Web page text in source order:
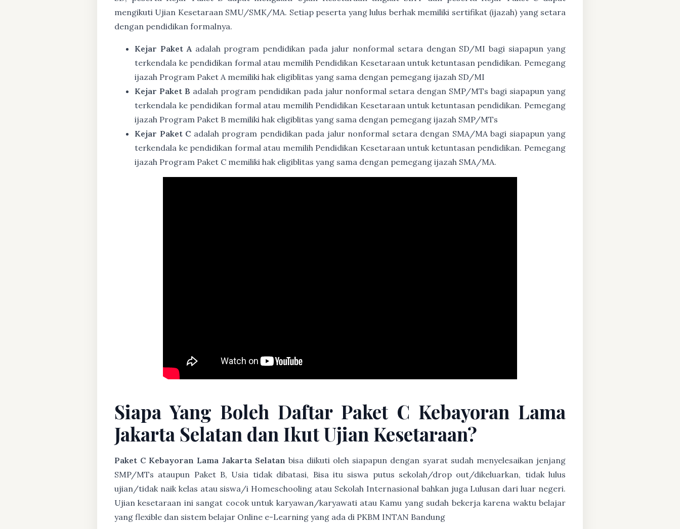
mengikuti Ujian Kesetaraan SMU/SMK/MA. Setiap peserta yang lulus berhak memiliki sertifikat (ijazah) yang setara
dengan pendidikan formalnya.
Kejar Paket A adalah program pendidikan pada jalur nonformal setara dengan SD/MI bagi siapapun yang
terkendala ke pendidikan formal atau memilih Pendidikan Kesetaraan untuk ketuntasan pendidikan. Pemegang
ijazah Program Paket A memiliki hak eligiblitas yang sama dengan pemegang ijazah SD/MI
Kejar Paket B adalah program pendidikan pada jalur nonformal setara dengan SMP/MTs bagi siapapun yang
terkendala ke pendidikan formal atau memilih Pendidikan Kesetaraan untuk ketuntasan pendidikan. Pemegang
ijazah Program Paket B memiliki hak eligiblitas yang sama dengan pemegang ijazah SMP/MTs
Kejar Paket C adalah program pendidikan pada jalur nonformal setara dengan SMA/MA bagi siapapun yang
terkendala ke pendidikan formal atau memilih Pendidikan Kesetaraan untuk ketuntasan pendidikan. Pemegang
ijazah Program Paket C memiliki hak eligiblitas yang sama dengan pemegang ijazah SMA/MA.
Siapa Yang Boleh Daftar Paket C Kebayoran Lama
Jakarta Selatan dan Ikut Ujian Kesetaraan?
Paket C Kebayoran Lama Jakarta Selatan bisa diikuti oleh siapapun dengan syarat sudah menyelesaikan jenjang
SMP/MTs ataupun Paket B, Usia tidak dibatasi, Bisa itu siswa putus sekolah/drop out/dikeluarkan, tidak lulus
ujian/tidak naik kelas atau siswa/i Homeschooling atau Sekolah Internasional bahkan juga Lulusan dari luar negeri.
Ujian kesetaraan ini sangat cocok untuk karyawan/karyawati atau Kamu yang sudah bekerja karena waktu belajar
yang flexible dan sistem belajar Online e-Learning yang ada di PKBM INTAN Bandung